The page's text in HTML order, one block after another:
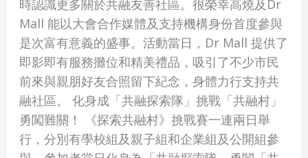
時認識更多關於共融友善社區。很榮幸高燒及Dr
Mall 能以大會合作媒體及支持機構身份首度參與
是次富有意義的盛事。活動當日，Dr Mall 提供了
即影即有服務攤位和精美禮品，吸引了不少市民
前來與親朋好友合照留下紀念，身體力行支持共
融社區。 化身成「共融探索隊」挑戰「共融村」
勇闖難關！ 《探索共融村》挑戰賽一連兩日舉
行，分別有學校組及親子組和企業組及公開組參
索
共
融
村》
挑
戰
賽
2023